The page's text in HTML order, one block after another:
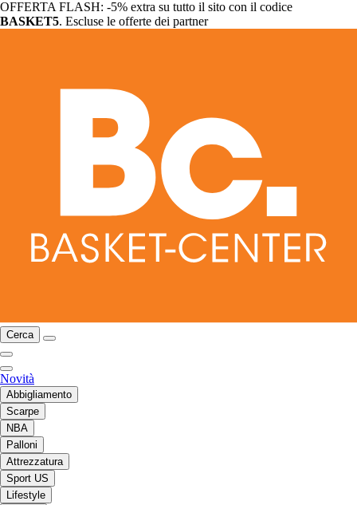
OFFERTA FLASH: -5% extra su tutto il sito con il codice
BASKET5. Escluse le offerte dei partner
Cerca
Novità
Abbigliamento
Scarpe
NBA
Palloni
Attrezzatura
Sport US
Lifestyle